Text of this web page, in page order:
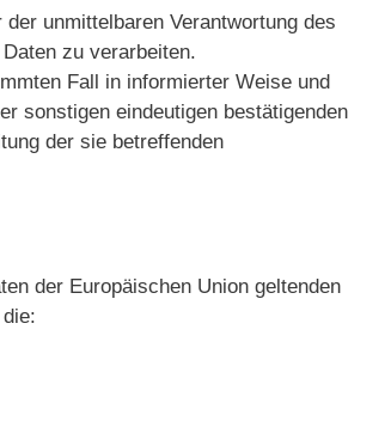
unmittelbaren Verantwortung des
zu verarbeiten.
Fall in informierter Weise und
sonstigen eindeutigen bestätigenden
der sie betreffenden
der Europäischen Union geltenden